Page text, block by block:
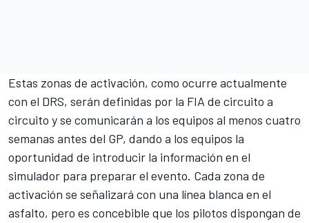
Estas zonas de activación, como ocurre actualmente
con el DRS, serán definidas por la FIA de circuito a
circuito y se comunicarán a los equipos al menos cuatro
semanas antes del GP, dando a los equipos la
oportunidad de introducir la información en el
simulador para preparar el evento. Cada zona de
activación se señalizará con una línea blanca en el
asfalto, pero es concebible que los pilotos dispongan de